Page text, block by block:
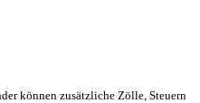
können zusätzliche Zölle, Steuern